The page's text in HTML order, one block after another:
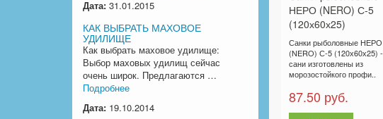
Дата: 31.01.2015
КАК ВЫБРАТЬ МАХОВОЕ
УДИЛИЩЕ
Как выбрать маховое удилище:
Выбор маховых удилищ сейчас
очень широк. Предлагаются …
Подробнее
Дата: 19.10.2014
НЕРО (NERO) С-5
(120х60х25)
Санки рыболовные НЕРО
(NERO) С-5 (120х60х25) -
сани изготовлены из
морозостойкого профи..
87.50 руб.